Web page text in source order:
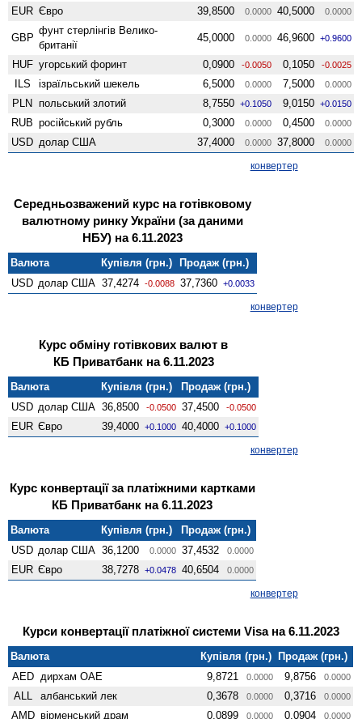
EUR Євро 39,8500 0.0000 40,5000 0.0000
GBP
фунт стерлінгів Велико­
британії
45,0000 0.0000 46,9600 +0.9600
HUF угорський форинт 0,0900 -0.0050 0,1050 -0.0025
ILS ізраїльський шекель 6,5000 0.0000 7,5000 0.0000
PLN польський злотий 8,7550 +0.1050 9,0150 +0.0150
RUB російський рубль 0,3000 0.0000 0,4500 0.0000
USD долар США 37,4000 0.0000 37,8000 0.0000
конвертер
Середньозважений курс на готівковому
валютному ринку України (за даними
НБУ) на 6.11.2023
Валюта Купівля (грн.)
Продаж (грн.)
USD долар США 37,4274 -0.0088 37,7360 +0.0033
конвертер
Курс обміну готівкових валют в
КБ Приватбанк на 6.11.2023
Валюта Купівля (грн.)
Продаж (грн.)
USD долар США 36,8500 -0.0500 37,4500 -0.0500
EUR Євро 39,4000 +0.1000 40,4000 +0.1000
конвертер
Курс конвертації за платіжними картками
КБ Приватбанк на 6.11.2023
Валюта Купівля (грн.)
Продаж (грн.)
USD долар США 36,1200 0.0000 37,4532 0.0000
EUR Євро 38,7278 +0.0478 40,6504 0.0000
конвертер
Курси конвертації платіжної системи Visa на 6.11.2023
Валюта Купівля (грн.) Продаж (грн.)
AED дирхам ОАЕ 9,8721 0.0000 9,8756 0.0000
ALL албанський лек 0,3678 0.0000 0,3716 0.0000
AMD вiрменський драм 0,0899 0.0000 0,0904 0.0000